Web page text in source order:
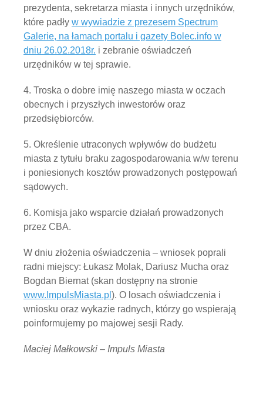
prezydenta, sekretarza miasta i innych urzędników,
które padły w wywiadzie z prezesem Spectrum
Galerie, na łamach portalu i gazety Bolec.info w
dniu 26.02.2018r. i zebranie oświadczeń
urzędników w tej sprawie.
4. Troska o dobre imię naszego miasta w oczach
obecnych i przyszłych inwestorów oraz
przedsiębiorców.
5. Określenie utraconych wpływów do budżetu
miasta z tytułu braku zagospodarowania w/w terenu
i poniesionych kosztów prowadzonych postępowań
sądowych.
6. Komisja jako wsparcie działań prowadzonych
przez CBA.
W dniu złożenia oświadczenia – wniosek poprali
radni miejscy: Łukasz Molak, Dariusz Mucha oraz
Bogdan Biernat (skan dostępny na stronie
www.ImpulsMiasta.pl ). O losach oświadczenia i
wniosku oraz wykazie radnych, którzy go wspierają
poinformujemy po majowej sesji Rady.
Maciej Małkowski – Impuls Miasta